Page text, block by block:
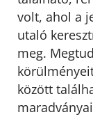
volt, ahol a
utaló
meg.
között